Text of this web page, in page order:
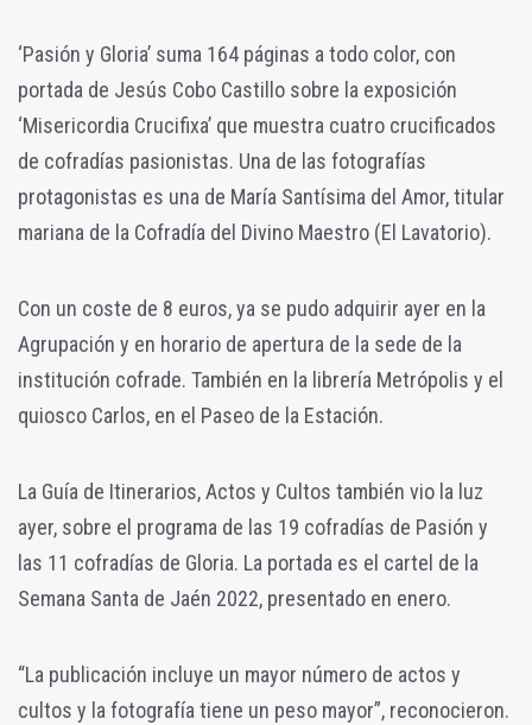
‘Pasión y Gloria’ suma 164 páginas a todo color, con
portada de Jesús Cobo Castillo sobre la exposición
‘Misericordia Crucifixa’ que muestra cuatro crucificados
de cofradías pasionistas. Una de las fotografías
protagonistas es una de María Santísima del Amor, titular
mariana de la Cofradía del Divino Maestro (El Lavatorio).
Con un coste de 8 euros, ya se pudo adquirir ayer en la
Agrupación y en horario de apertura de la sede de la
institución cofrade. También en la librería Metrópolis y el
quiosco Carlos, en el Paseo de la Estación.
La Guía de Itinerarios, Actos y Cultos también vio la luz
ayer, sobre el programa de las 19 cofradías de Pasión y
las 11 cofradías de Gloria. La portada es el cartel de la
Semana Santa de Jaén 2022, presentado en enero.
“La publicación incluye un mayor número de actos y
cultos y la fotografía tiene un peso mayor”, reconocieron.